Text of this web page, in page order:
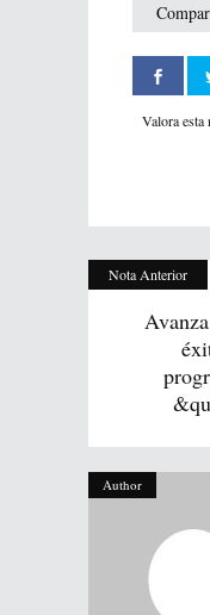
Valora esta
Nota Anterior
Author